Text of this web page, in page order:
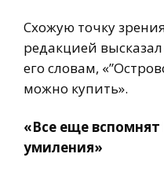
Схожую точку
редакцией
его словам,
можно купить».
«Все еще вспомнят
умиления»